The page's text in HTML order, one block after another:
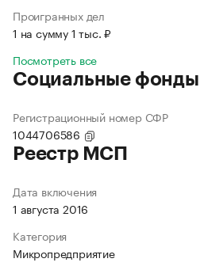
Проигранных дел
1 на сумму 1 тыс. ₽
Посмотреть все
Социальные фонды
Регистрационный номер СФР
1044706586
Реестр МСП
Дата включения
1 августа 2016
Категория
Микропредприятие